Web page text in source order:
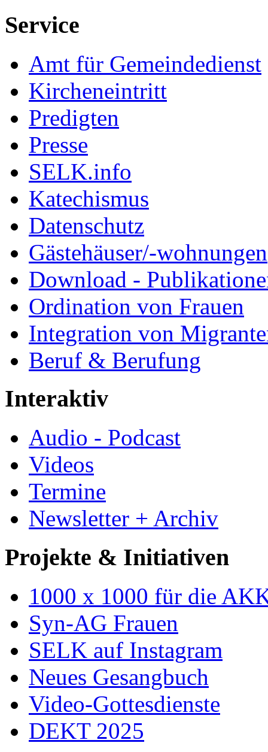
Service
Amt für Gemeindedienst
Kircheneintritt
Predigten
Presse
SELK.info
Katechismus
Datenschutz
Gästehäuser/-wohnungen
Download -
Ordination von Frauen
Integration von
Beruf & Berufung
Interaktiv
Audio - Podcast
Videos
Termine
Newsletter + Archiv
Projekte & Initiativen
1000 x 1000 für die
Syn-AG Frauen
SELK auf Instagram
Neues Gesangbuch
Video-Gottesdienste
DEKT 2025